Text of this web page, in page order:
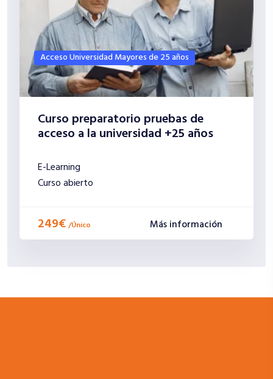
Acceso Universidad Mayores de 25 años
Curso preparatorio pruebas de
acceso a la universidad +25 años
E-Learning
Curso abierto
249€ /Único Más información